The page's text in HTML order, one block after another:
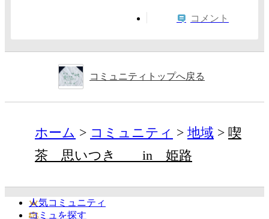
コメント
コミュニティトップへ戻る
ホーム コミュニティ 地域
喫
茶 思いつき in 姫路
人気コミュニティ
コミュを探す